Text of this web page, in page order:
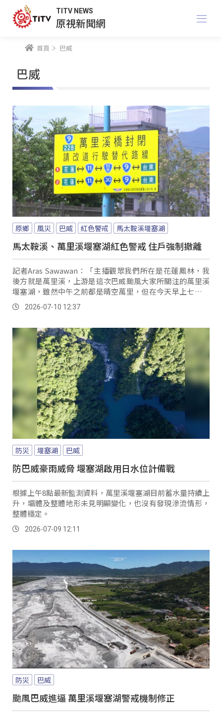
TITV NEWS
原視新聞網
首頁 巴威
巴威
原鄉 風災 巴威 紅色警戒 馬太鞍溪堰塞湖
馬太鞍溪、萬里溪堰塞湖紅色警戒 住戶強制撤離
記者Aras Sawawan：「主播觀眾我們所在是花蓮鳳林，我
後方就是萬里溪，上游是這次巴威颱風大家所關注的萬里溪
堰塞湖，雖然中午之前都是晴空萬里，但在今天早上七點左
右，中央也針對萬里溪、馬太鞍溪兩處堰塞湖發布紅色警
戒，也因此我後方的萬里橋進行管制，車輛只能行駛內側
2026-07-10 12:37
防災 堰塞湖 巴威
防巴威豪雨威脅 堰塞湖啟用日水位計備戰
根據上午8點最新監測資料，萬里溪堰塞湖目前蓄水量持續上
升，壩體及整體地形未見明顯變化，也沒有發現滲流情形，
整體穩定。
2026-07-09 12:11
防災 巴威
颱風巴威進逼 萬里溪堰塞湖警戒機制修正